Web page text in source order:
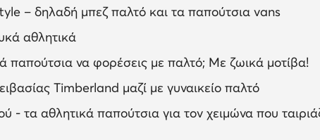
– δηλαδή μπεζ παλτό και τα παπούτσια vans
αθλητικά
παπούτσια να φορέσεις με παλτό; Με ζωικά μοτίβα!
Timberland μαζί με γυναικείο παλτό
- τα αθλητικά παπούτσια για τον χειμώνα που